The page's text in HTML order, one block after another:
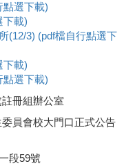
點選下載)
下載)
(12/3) (pdf檔自行點選下
下載)
點選下載)
冊組辦公室
委員會校大門口正式公告
段59號